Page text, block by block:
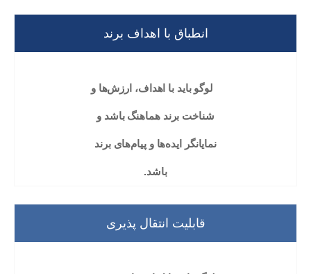
انطباق با اهداف برند
لوگو باید با اهداف، ارزش‌ها و
شناخت برند هماهنگ باشد و
نمایانگر ایده‌ها و پیام‌های برند
باشد.
قابلیت انتقال پذیری